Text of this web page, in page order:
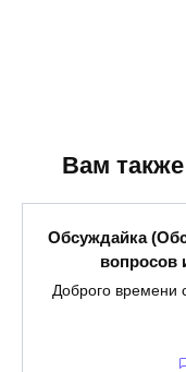
Вам
Обсуждайка
вопросов
Доброго времени